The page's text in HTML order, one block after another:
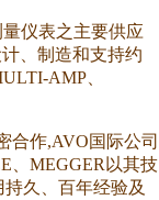
仪表之主要供应
、制造和支持约
AMP、
作,AVO国际公司
MEGGER以其技
久、百年经验及